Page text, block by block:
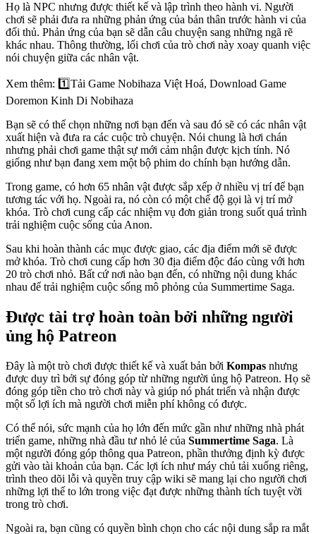
Họ là NPC nhưng được thiết kế và lập trình theo hành vi. Người
chơi sẽ phải đưa ra những phản ứng của bản thân trước hành vi của
đối thủ. Phản ứng của bạn sẽ dẫn câu chuyện sang những ngã rẽ
khác nhau. Thông thường, lối chơi của trò chơi này xoay quanh việc
nói chuyện giữa các nhân vật.
Xem thêm: 1️⃣Tải Game Nobihaza Việt Hoá, Download Game
Doremon Kinh Di Nobihaza
Bạn sẽ có thể chọn những nơi bạn đến và sau đó sẽ có các nhân vật
xuất hiện và đưa ra các cuộc trò chuyện. Nói chung là hơi chán
nhưng phải chơi game thật sự mới cảm nhận được kịch tính. Nó
giống như bạn đang xem một bộ phim do chính bạn hướng dẫn.
Trong game, có hơn 65 nhân vật được sắp xếp ở nhiều vị trí để bạn
tương tác với họ. Ngoài ra, nó còn có một chế độ gọi là vị trí mở
khóa. Trò chơi cung cấp các nhiệm vụ đơn giản trong suốt quá trình
trải nghiệm cuộc sống của Anon.
Sau khi hoàn thành các mục được giao, các địa điểm mới sẽ được
mở khóa. Trò chơi cung cấp hơn 30 địa điểm độc đáo cùng với hơn
20 trò chơi nhỏ. Bất cứ nơi nào bạn đến, có những nội dung khác
nhau để trải nghiệm cuộc sống mô phỏng của Summertime Saga.
Được tài trợ hoàn toàn bởi những người
ủng hộ Patreon
Đây là một trò chơi được thiết kế và xuất bản bởi Kompas nhưng
được duy trì bởi sự đóng góp từ những người ủng hộ Patreon. Họ sẽ
đóng góp tiền cho trò chơi này và giúp nó phát triển và nhận được
một số lợi ích mà người chơi miễn phí không có được.
Có thể nói, sức mạnh của họ lớn đến mức gần như những nhà phát
triển game, những nhà đầu tư nhỏ lẻ của Summertime Saga. Là
một người đóng góp thông qua Patreon, phần thưởng định kỳ được
gửi vào tài khoản của bạn. Các lợi ích như máy chủ tải xuống riêng,
trình theo dõi lỗi và quyền truy cập wiki sẽ mang lại cho người chơi
những lợi thế to lớn trong việc đạt được những thành tích tuyệt vời
trong trò chơi.
Ngoài ra, bạn cũng có quyền bình chọn cho các nội dung sắp ra mắt